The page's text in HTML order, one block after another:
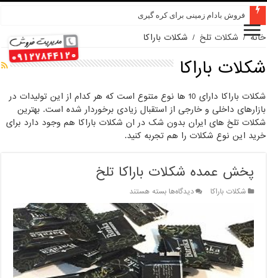
فروش بادام زمینی برای کره گیری
خانه / شکلات تلخ / شکلات باراکا
شکلات باراکا
شکلات باراکا دارای 10 ها نوع متنوع است که هر کدام از این تولیدات در
بازارهای داخلی و خارجی از استقبال زیادی برخوردار شده است. بهترین
شکلات تلخ های ایران بدون شک در ان شکلات باراکا هم وجود دارد برای
خرید این نوع شکلات را هم تجربه کنید.
پخش عمده شکلات باراکا تلخ
شکلات باراکا دیدگاه‌هابرای
پخش
عمده
شکلات
باراکا
تلخ
بسته هستند